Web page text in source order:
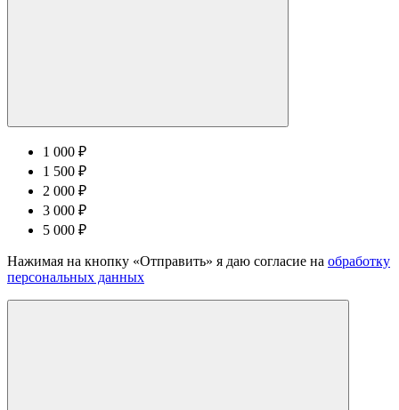
1 000 ₽
1 500 ₽
2 000 ₽
3 000 ₽
5 000 ₽
Нажимая на кнопку «Отправить» я даю согласие на обработку
персональных данных